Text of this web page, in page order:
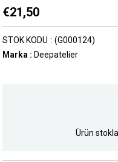
€21,50
(G000124)
STOK KODU
Marka : Deepatelier
Ürün